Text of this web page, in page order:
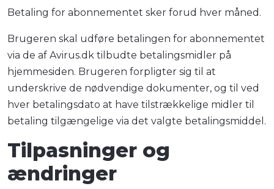
Betaling for abonnementet sker forud hver måned.
Brugeren skal udføre betalingen for abonnementet
via de af Avirus.dk tilbudte betalingsmidler på
hjemmesiden. Brugeren forpligter sig til at
underskrive de nødvendige dokumenter, og til ved
hver betalingsdato at have tilstrækkelige midler til
betaling tilgængelige via det valgte betalingsmiddel.
Tilpasninger og
ændringer